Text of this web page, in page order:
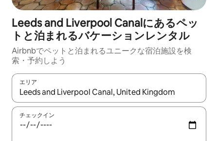
Leeds and Liverpool Canalにあるペッ
トと泊まれるバケーションレンタル
Airbnbでペットと泊まれるユニークな宿泊施設を検
索・予約しよう
エリア
検索結果が表示されたら、上下の矢印キーを使って移動するか
チェックイン